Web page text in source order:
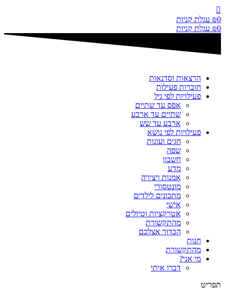
דלג
לתוכן
₪0
עגלת קניות
₪0 עגלת קניות
הרצאות וסדנאות
חוברות פעילות
פעילויות לפי גיל
אפס עד שתיים
שתיים עד ארבע
ארבע עד שש
פעילויות לפי נושא
חגים ועונות
שפה
חשבון
מדע
אמנות ויצירה
מונטסורי
מתכונים לילדים
אישי
אטרקציות וטיולים
מהתקשורת
הכדור אצלכם
חנות
מהתקשורת
מי אני?
דברו איתי
תפריט